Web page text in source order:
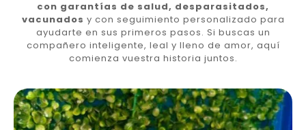
con garantías de salud, desparasitados,
vacunados y con seguimiento personalizado para
ayudarte en sus primeros pasos. Si buscas un
compañero inteligente, leal y lleno de amor, aquí
comienza vuestra historia juntos.